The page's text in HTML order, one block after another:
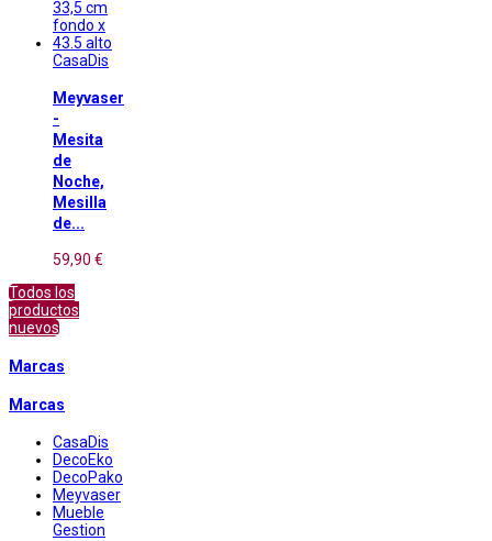
CasaDis
Meyvaser
-
Mesita
de
Noche,
Mesilla
de...
59,90 €
Todos los
productos
nuevos
Marcas
Marcas
CasaDis
DecoEko
DecoPako
Meyvaser
Mueble
Gestion